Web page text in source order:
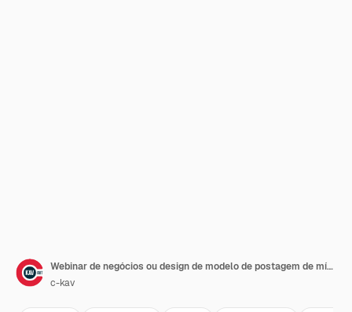
Webinar de negócios ou design de modelo de postagem de mídia social de evento online
c-kav